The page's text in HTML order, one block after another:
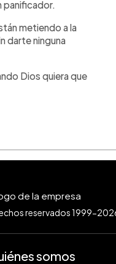
panificador.
metiendo a la
darte ninguna
Dios quiera que
reservados 1999-
somos